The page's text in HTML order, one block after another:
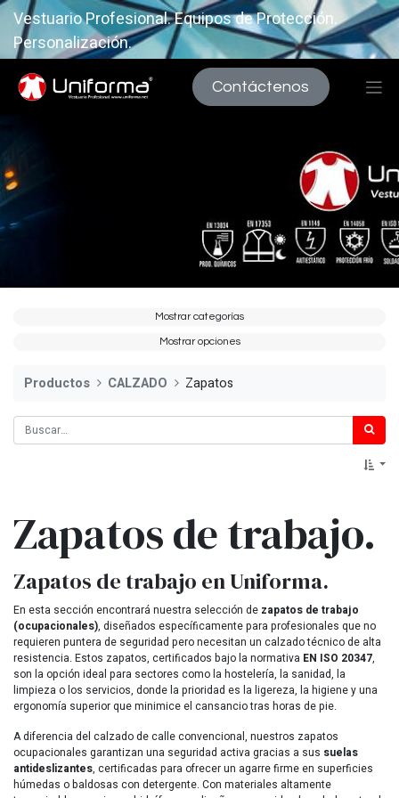
Vestuario Profesional. Equipos de Protección.
Personalización.
Contáctenos
Mostrar categorías
Mostrar opciones
Productos CALZADO Zapatos
Zapatos de trabajo.
Zapatos de trabajo en Uniforma.
En esta sección encontrará nuestra selección de zapatos de trabajo
(ocupacionales), diseñados específicamente para profesionales que no
requieren puntera de seguridad pero necesitan un calzado técnico de alta
resistencia. Estos zapatos, certificados bajo la normativa EN ISO 20347,
son la opción ideal para sectores como la hostelería, la sanidad, la
limpieza o los servicios, donde la prioridad es la ligereza, la higiene y una
ergonomía superior que minimice el cansancio tras horas de pie.
A diferencia del calzado de calle convencional, nuestros zapatos
ocupacionales garantizan una seguridad activa gracias a sus suelas
antideslizantes, certificadas para ofrecer un agarre firme en superficies
húmedas o baldosas con detergente. Con materiales altamente